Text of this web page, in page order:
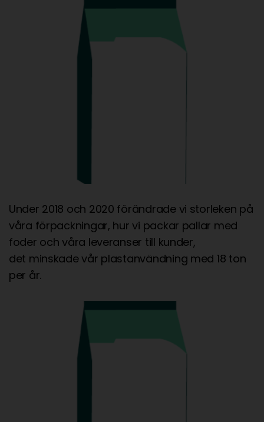
Under 2018 och 2020 förändrade vi storleken på
våra förpackningar, hur vi packar pallar med
foder och våra leveranser till kunder,
det minskade vår plastanvändning med 18 ton
per år.